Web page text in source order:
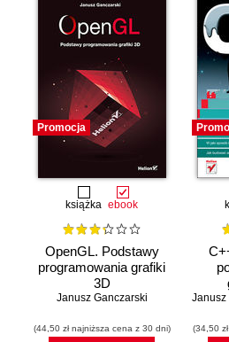
Promocja
książka ebook
OpenGL. Podstawy
programowania grafiki
3D
Janusz Ganczarski
(44,50 zł najniższa cena z 30 dni)
Janusz
(34,50